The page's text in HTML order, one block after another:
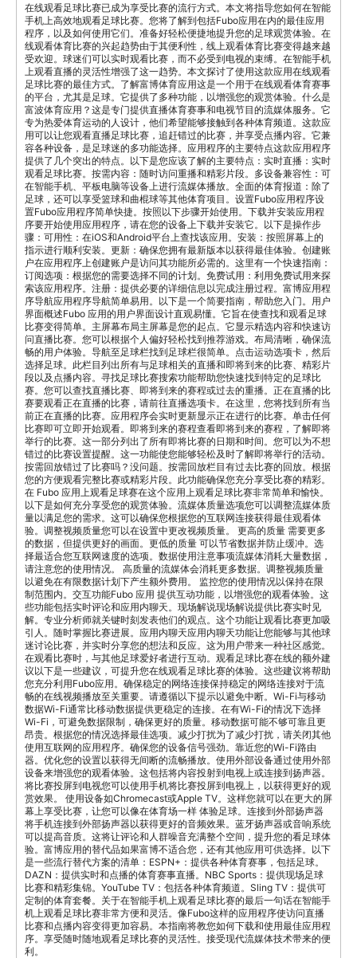
在线观看足球比赛已成为享受比赛的流行方式。本文将指导您如何在智能
手机上高效地观看足球比赛。您将了解到包括Fubo应用在内的最佳应用
程序，以及如何使用它们。准备好轻松便捷地提升您的足球观赏体验。在
线观看体育比赛的兴起趋势由于其便利性，线上观看体育比赛变得越来越
受欢迎。球迷们可以实时观看比赛，而不必受到电视的束缚。在智能手机
上观看直播的灵活性增强了这一趋势。本文探讨了使用这款应用在线观看
足球比赛的最佳方式。了解富博体育应用这是一个用于在线观看体育赛事
的平台，尤其是足球。它提供了多种功能，以增强您的观赏体验。什么是
富波体育应用？这是专门提供直播体育赛事和电视节目的流媒体服务。它
专为热爱体育运动的人设计，他们希望能够接触到各种体育频道。这款应
用可以让您观看直播足球比赛，追赶错过的比赛，并享受点播内容。它兼
容各种设备，是足球迷的多功能选择。应用程序的主要特点这款应用程序
提供了几个突出的特点。以下是您应该了解的主要特点：实时直播：实时
观看足球比赛。按需内容：随时访问重播和精彩片段。多设备兼容性：可
在智能手机、平板电脑等设备上进行流媒体播放。全面的体育报道：除了
足球，还可以享受篮球和曲棍球等其他体育项目。设置Fubo应用程序设
置Fubo应用程序简单快捷。按照以下步骤开始使用。下载并安装应用程
序要开始使用应用程序，请在您的设备上下载并安装它。以下是操作步
骤：可用性：在iOS和Android平台上查找该应用。安装：按照屏幕上的
指示进行顺利安装。更新：确保您拥有最新版本以获得最佳体验。创建账
户在应用程序上创建账户是访问其功能所必需的。这里有一个快速指南：
订阅选项：根据您的需要选择不同的计划。免费试用：利用免费试用来探
索该应用程序。注册：提供必要的详细信息以完成注册过程。富博应用程
序导航应用程序导航简单易用。以下是一个简要指南，帮助您入门。用户
界面概述Fubo 应用的用户界面设计直观易懂。它旨在使查找和观看足球
比赛变得简单。主屏幕布局主屏幕是您的起点。它显示精选内容和快速访
问直播比赛。您可以根据个人偏好轻松找到推荐游戏。布局清晰，确保流
畅的用户体验。导航至足球栏找到足球栏很简单。点击运动选项卡，然后
选择足球。此栏目列出所有与足球相关的直播和即将到来的比赛、精彩片
段以及点播内容。寻找足球比赛搜索功能帮助您快速找到特定的足球比
赛。您可以查找直播比赛、即将到来的赛程或过去的重播。正在直播的比
赛要观看正在直播的比赛，请前往直播选项卡。在这里，您将找到所有当
前正在直播的比赛。应用程序会实时更新显示正在进行的比赛。单击任何
比赛即可立即开始观看。即将到来的赛程查看即将到来的赛程，了解即将
举行的比赛。这一部分列出了所有即将比赛的日期和时间。您可以为不想
错过的比赛设置提醒。这一功能使您能够轻松及时了解即将举行的活动。
按需回放错过了比赛吗？没问题。按需回放栏目有过去比赛的回放。根据
您的方便观看完整比赛或精彩片段。此功能确保您充分享受比赛的精彩。
在 Fubo 应用上观看足球赛在这个应用上观看足球比赛非常简单和愉快。
以下是如何充分享受您的观赏体验。流媒体质量选项您可以调整流媒体质
量以满足您的需求。这可以确保您根据您的互联网连接获得最佳观看体
验。调整视频质量您可以在设置中更改视频质量。 更高的质量 需要更多
的数据，但提供更好的画面。更低的质量 可以节省数据并防止缓冲。选
择最适合您互联网速度的选项。数据使用注意事项流媒体消耗大量数据，
请注意您的使用情况。 高质量的流媒体会消耗更多数据。调整视频质量
以避免在有限数据计划下产生额外费用。 监控您的使用情况以保持在限
制范围内。交互功能Fubo 应用 提供互动功能，以增强您的观看体验。这
些功能包括实时评论和应用内聊天。现场解说现场解说提供比赛实时见
解。专业分析师就关键时刻发表他们的观点。这个功能让观看比赛更加吸
引人。随时掌握比赛进展。应用内聊天应用内聊天功能让您能够与其他球
迷讨论比赛，并实时分享您的想法和反应。这为用户带来一种社区感觉。
在观看比赛时，与其他足球爱好者进行互动。观看足球比赛在线的额外建
议以下是一些建议，可提升您在线观看足球比赛的体验。这些建议将帮助
您充分利用Fubo应用。确保稳定的网络连接保持稳定的网络连接对于流
畅的在线视频播放至关重要。请遵循以下提示以避免中断。Wi-Fi与移动
数据Wi-Fi通常比移动数据提供更稳定的连接。在有Wi-Fi的情况下选择
Wi-Fi，可避免数据限制，确保更好的质量。移动数据可能不够可靠且更
昂贵。根据您的情况选择最佳选项。减少打扰为了减少打扰，请关闭其他
使用互联网的应用程序。确保您的设备信号强劲。靠近您的Wi-Fi路由
器。优化您的设置以获得无间断的流畅播放。使用外部设备通过使用外部
设备来增强您的观看体验。这包括将内容投射到电视上或连接到扬声器。
将比赛投屏到电视您可以使用手机将比赛投屏到电视上，以获得更好的观
赏效果。 使用设备如Chromecast或Apple TV。这样您就可以在更大的屏
幕上享受比赛，让您可以像在体育场一样 体验足球。连接到外部扬声器
将手机连接到外部扬声器以获得更好的音频效果。蓝牙扬声器或音响系统
可以提高音质。这将让评论和人群噪音充满整个空间，提升您的看足球体
验。富博应用的替代品如果富博不适合您，还有其他应用可供选择。以下
是一些流行替代方案的清单：ESPN+：提供各种体育赛事，包括足球。
DAZN：提供实时和点播的体育赛事直播。NBC Sports：提供现场足球
比赛和精彩集锦。YouTube TV：包括各种体育频道。Sling TV：提供可
定制的体育套餐。关于在智能手机上观看足球比赛的最后一句话在智能手
机上观看足球比赛非常方便和灵活。像Fubo这样的应用程序使访问直播
比赛和点播内容变得更加容易。本指南将教您如何下载和使用最佳应用程
序。享受随时随地观看足球比赛的灵活性。接受现代流媒体技术带来的便
利。